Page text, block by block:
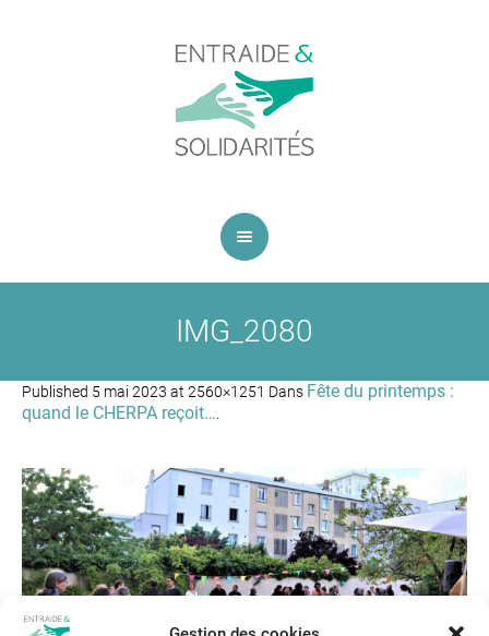
IMG_2080
Published 5 mai 2023 at 2560×1251 Dans Fête du printemps :
quand le CHERPA reçoit…